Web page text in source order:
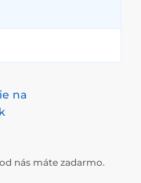
na
nás máte zadarmo.